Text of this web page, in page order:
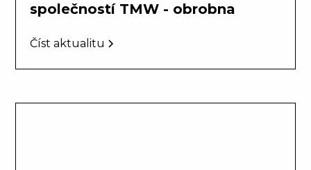
společností TMW - obrobna
Číst aktualitu